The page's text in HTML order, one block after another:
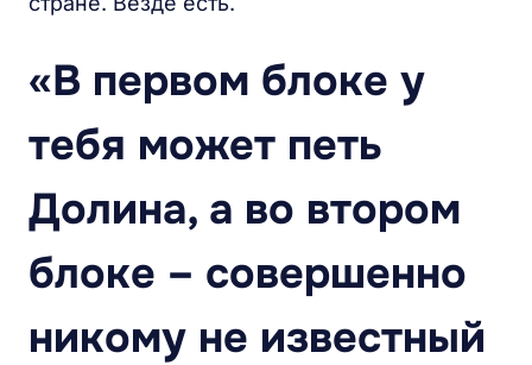
«В первом блоке у
тебя может петь
Долина, а во втором
блоке – совершенно
никому не известный